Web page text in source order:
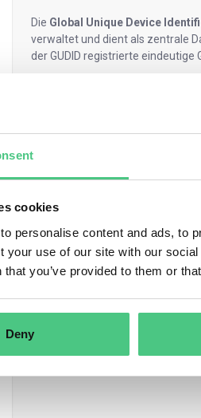
cookies
personalise content and ads, to
your use of our site with our
that you’ve provided to them or
Deny
Die Global Unique Device
verwaltet und dient als zentrale
der GUDID registrierte eindeutige
Vertriebshändler, die die
Was dafür erforderlich ist:
Die Hersteller müssen eine
Sterilisationsstatus usw.) an die
Auf osapeers diskutieren
Synchronisierung von
Effiziente Verwaltung von
Verwendung globaler